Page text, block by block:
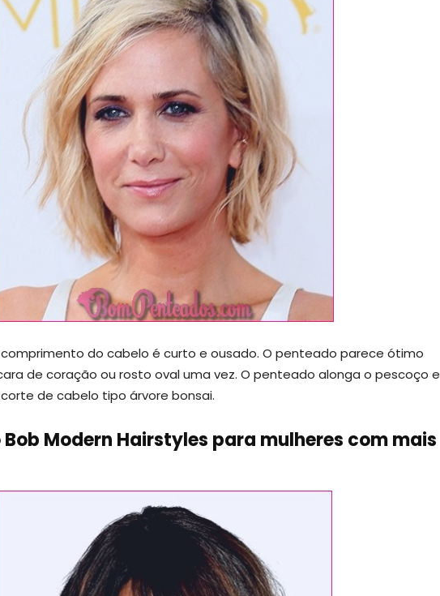
do cabelo é curto e ousado. O penteado parece ótimo
de coração ou rosto oval uma vez. O penteado alonga o pescoço e
de cabelo tipo árvore bonsai.
Modern Hairstyles para mulheres com mais